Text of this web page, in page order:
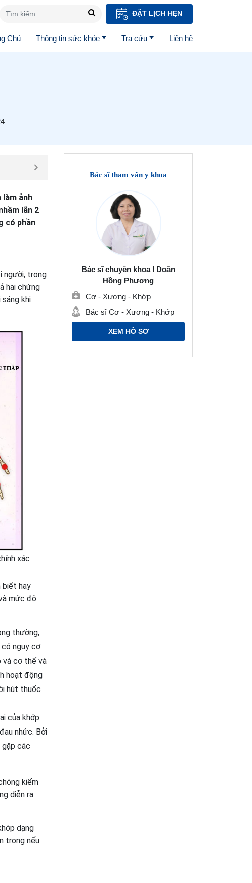
ĐẶT LỊCH HẸN
Chủ Thông tin sức khỏe Tra cứu Liên hệ
làm ảnh
lẫn 2
có phần
người, trong
hai chứng
khi
xác
biết hay
mức độ
thường,
nguy cơ
và cơ thể và
hoạt động
hút thuốc
của khớp
nhức. Bởi
các
kiểm
diễn ra
dạng
trọng nếu
Bác sĩ tham vấn y khoa
Bác sĩ chuyên khoa I Doãn
Hồng Phương
Cơ - Xương - Khớp
Bác sĩ Cơ - Xương - Khớp
XEM HỒ SƠ